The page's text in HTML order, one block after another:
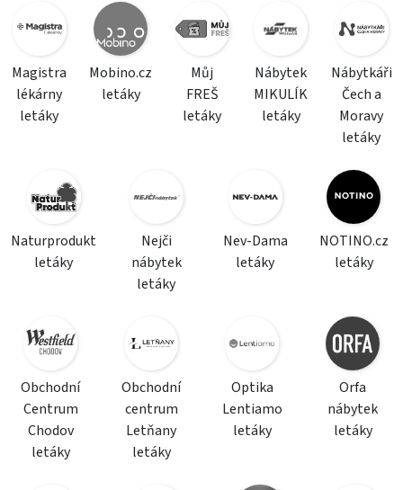
Magistra
lékárny
letáky
Mobino.cz
letáky
Můj
FREŠ
letáky
Nábytek
MIKULÍK
letáky
Nábytkáři
Čech a
Moravy
letáky
Naturprodukt
letáky
Nejči
nábytek
letáky
Nev-Dama
letáky
NOTINO.cz
letáky
Obchodní
Centrum
Chodov
letáky
Obchodní
centrum
Letňany
letáky
Optika
Lentiamo
letáky
Orfa
nábytek
letáky